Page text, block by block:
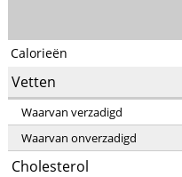
Calorieën
Vetten
Waarvan verzadigd
Waarvan onverzadigd
Cholesterol